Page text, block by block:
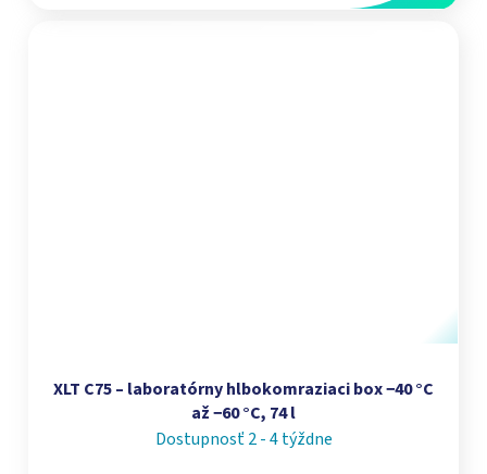
XLT C75 – laboratórny hlbokomraziaci box −40 °C
až −60 °C, 74 l
Dostupnosť 2 - 4 týždne